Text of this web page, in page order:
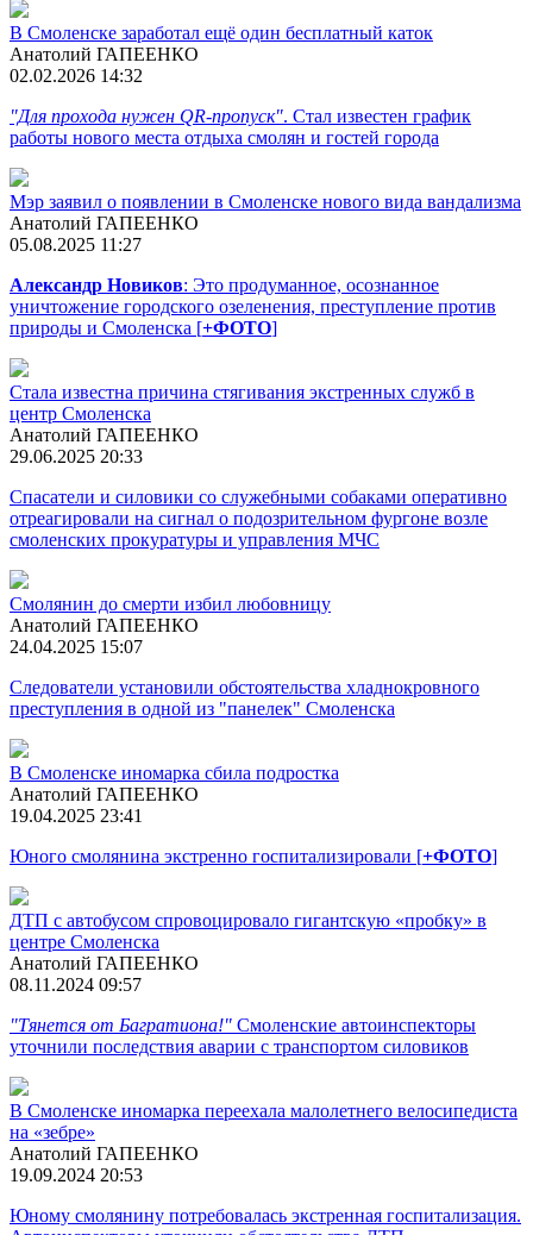
В Смоленске заработал ещё один бесплатный каток
Анатолий ГАПЕЕНКО
02.02.2026 14:32
"Для прохода нужен QR-пропуск". Стал известен график
работы нового места отдыха смолян и гостей города
Мэр заявил о появлении в Смоленске нового вида вандализма
Анатолий ГАПЕЕНКО
05.08.2025 11:27
Александр Новиков: Это продуманное, осознанное
уничтожение городского озеленения, преступление против
природы и Смоленска [+ФОТО]
Стала известна причина стягивания экстренных служб в
центр Смоленска
Анатолий ГАПЕЕНКО
29.06.2025 20:33
Спасатели и силовики со служебными собаками оперативно
отреагировали на сигнал о подозрительном фургоне возле
смоленских прокуратуры и управления МЧС
Смолянин до смерти избил любовницу
Анатолий ГАПЕЕНКО
24.04.2025 15:07
Следователи установили обстоятельства хладнокровного
преступления в одной из "панелек" Смоленска
В Смоленске иномарка сбила подростка
Анатолий ГАПЕЕНКО
19.04.2025 23:41
Юного смолянина экстренно госпитализировали [+ФОТО]
ДТП с автобусом спровоцировало гигантскую «пробку» в
центре Смоленска
Анатолий ГАПЕЕНКО
08.11.2024 09:57
"Тянется от Багратиона!" Смоленские автоинспекторы
уточнили последствия аварии с транспортом силовиков
В Смоленске иномарка переехала малолетнего велосипедиста
на «зебре»
Анатолий ГАПЕЕНКО
19.09.2024 20:53
Юному смолянину потребовалась экстренная госпитализация.